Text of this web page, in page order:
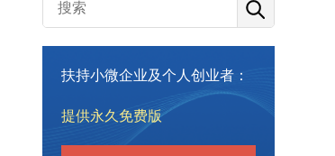
扶持小微企业及个人创业者：
提供永久免费版